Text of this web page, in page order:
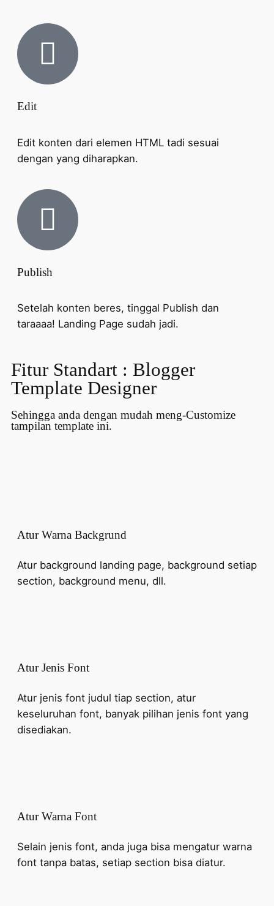
Edit
Edit konten dari elemen HTML tadi sesuai
dengan yang diharapkan.
Publish
Setelah konten beres, tinggal Publish dan
taraaaa! Landing Page sudah jadi.
Fitur Standart : Blogger
Template Designer
Sehingga anda dengan mudah meng-Customize
tampilan template ini.
Atur Warna Backgrund
Atur background landing page, background setiap
section, background menu, dll.
Atur Jenis Font
Atur jenis font judul tiap section, atur
keseluruhan font, banyak pilihan jenis font yang
disediakan.
Atur Warna Font
Selain jenis font, anda juga bisa mengatur warna
font tanpa batas, setiap section bisa diatur.